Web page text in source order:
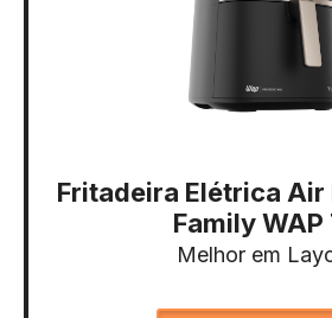
Fritadeira Elétrica Air
Family WAP
Melhor em